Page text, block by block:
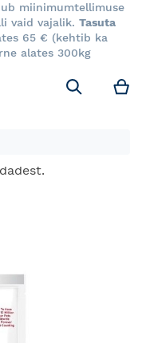
miinimumtellimuse
vaid vajalik. Tasuta
65 € (kehtib ka
alates 300kg
Otsi
kehtivad ainult e-
Tartu poodide